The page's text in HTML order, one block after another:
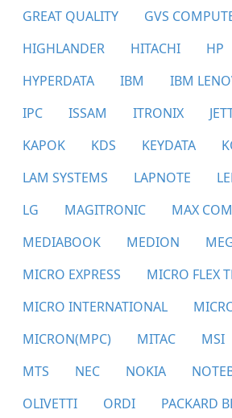
GREAT QUALITY
GVS
HIGHLANDER
HITACHI HP
HYPERDATA
IBM IBM
IPC
ISSAM ITRONIX
KAPOK
KDS KEYDATA
LAM SYSTEMS
LAPNOTE
LG
MAGITRONIC
MAX
MEDIABOOK
MEDION
MICRO EXPRESS
MICRO FLEX
MICRO INTERNATIONAL
MICRON(MPC)
MITAC MSI
MTS
NEC NOKIA
OLIVETTI
ORDI
PACKARD